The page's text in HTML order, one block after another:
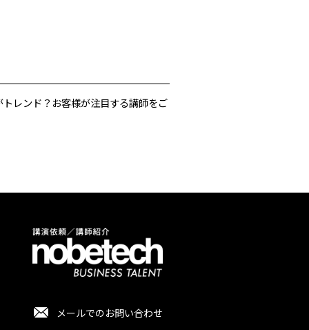
レンド？お客様が注目する講師をご
メールでのお問い合わせ